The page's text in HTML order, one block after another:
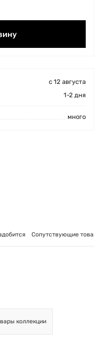
с 12 августа
1-2 дня
много
Сопутствующие товары
коллекции